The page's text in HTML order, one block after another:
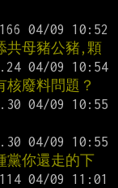
共母豬公豬,顆
廢料問題？
黨你還走的下